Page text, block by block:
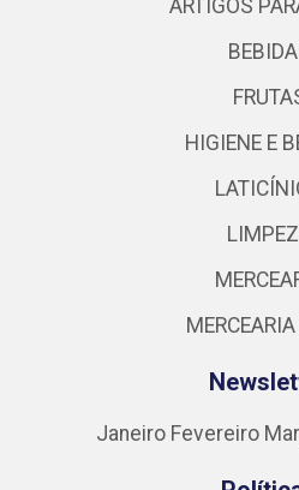
ARTIGOS
HIGIENE E
Janeiro Fevereiro